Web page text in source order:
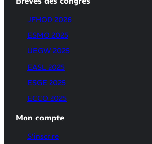
JFHOD 2026
ESMO 2025
UEGW 2025
EASL 2025
ESGE 2025
ECCO 2025
Mon compte
S’inscrire